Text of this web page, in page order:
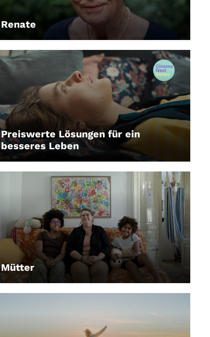
Renate
LEIHEN
Preiswerte Lösungen für ein
besseres Leben
LEIHEN
Mütter
LEIHEN